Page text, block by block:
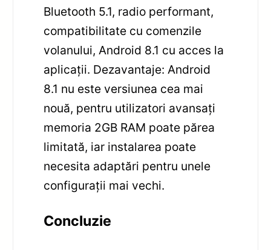
Bluetooth 5.1, radio performant,
compatibilitate cu comenzile
volanului, Android 8.1 cu acces la
aplicații. Dezavantaje: Android
8.1 nu este versiunea cea mai
nouă, pentru utilizatori avansați
memoria 2GB RAM poate părea
limitată, iar instalarea poate
necesita adaptări pentru unele
configurații mai vechi.
Concluzie